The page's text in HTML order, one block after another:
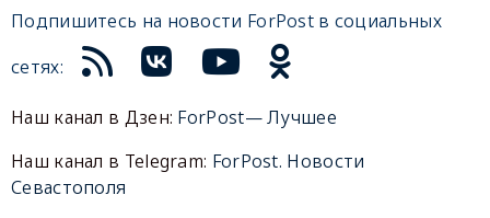
Подпишитесь на новости ForPost в социальных
сетях:
Наш канал в Дзен: ForPost— Лучшее
Наш канал в Telegram: ForPost. Новости
Севастополя